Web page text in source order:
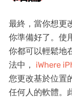
最終，當你想更
你準備好了。使
你都可以輕鬆地
法中， iWhere
您更改基於位置
任何人的軟體。